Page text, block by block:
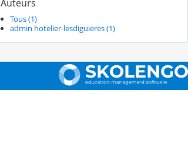
Auteurs
Tous (1)
admin hotelier-lesdiguieres (1)